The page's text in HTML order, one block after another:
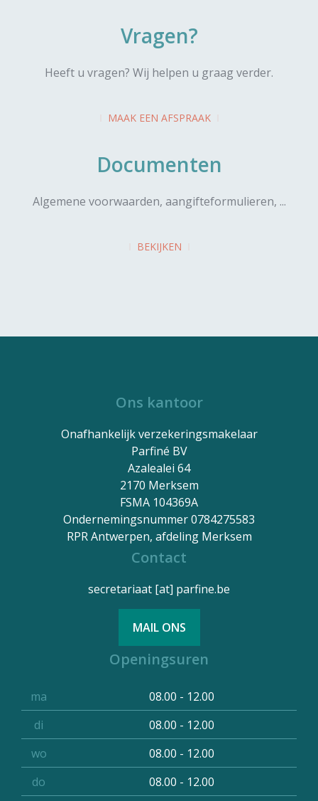
Vragen?
Heeft u vragen? Wij helpen u graag verder.
MAAK EEN AFSPRAAK
Documenten
Algemene voorwaarden, aangifteformulieren, ...
BEKIJKEN
Ons kantoor
Onafhankelijk verzekeringsmakelaar
Parfiné BV
Azalealei 64
2170 Merksem
FSMA 104369A
Ondernemingsnummer 0784275583
RPR Antwerpen, afdeling Merksem
Contact
secretariaat [at] parfine.be
MAIL ONS
Openingsuren
ma
08.00 - 12.00
di
08.00 - 12.00
wo
08.00 - 12.00
do
08.00 - 12.00